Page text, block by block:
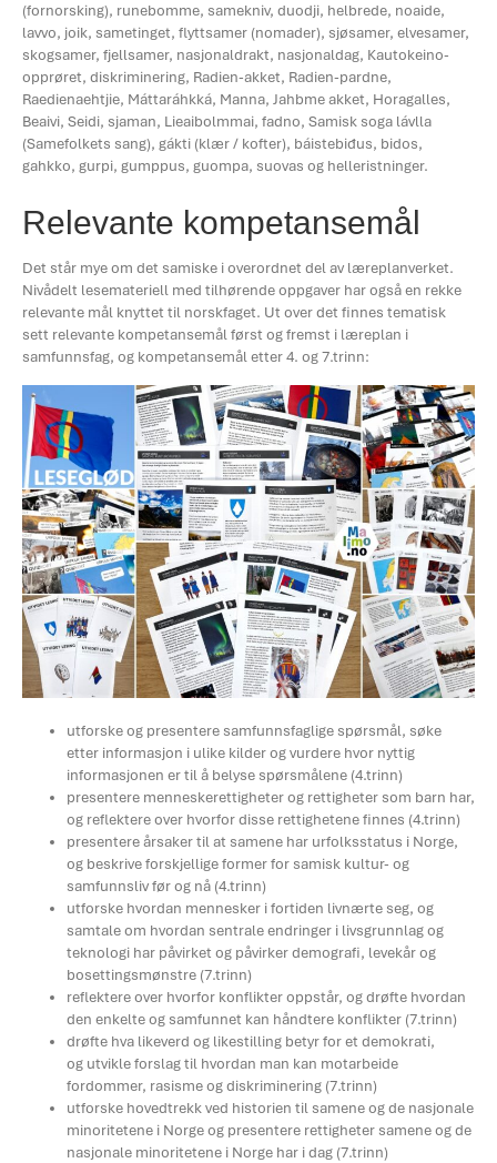
(fornorsking), runebomme, samekniv, duodji, helbrede, noaide,
lavvo, joik, sametinget, flyttsamer (nomader), sjøsamer, elvesamer,
skogsamer, fjellsamer, nasjonaldrakt, nasjonaldag, Kautokeino-
opprøret, diskriminering, Radien-akket, Radien-pardne,
Raedienaehtjie, Máttaráhkká, Manna, Jahbme akket, Horagalles,
Beaivi, Seidi, sjaman, Lieaibolmmai, fadno, Samisk soga lávlla
(Samefolkets sang), gákti (klær / kofter), báistebiđus, bidos,
gahkko, gurpi, gumppus, guompa, suovas og helleristninger.
Relevante kompetansemål
Det står mye om det samiske i overordnet del av læreplanverket.
Nivådelt lesemateriell med tilhørende oppgaver har også en rekke
relevante mål knyttet til norskfaget. Ut over det finnes tematisk
sett relevante kompetansemål først og fremst i læreplan i
samfunnsfag, og kompetansemål etter 4. og 7.trinn:
utforske og presentere samfunnsfaglige spørsmål, søke
etter informasjon i ulike kilder og vurdere hvor nyttig
informasjonen er til å belyse spørsmålene (4.trinn)
presentere menneskerettigheter og rettigheter som barn har,
og reflektere over hvorfor disse rettighetene finnes (4.trinn)
presentere årsaker til at samene har urfolksstatus i Norge,
og beskrive forskjellige former for samisk kultur- og
samfunnsliv før og nå (4.trinn)
utforske hvordan mennesker i fortiden livnærte seg, og
samtale om hvordan sentrale endringer i livsgrunnlag og
teknologi har påvirket og påvirker demografi, levekår og
bosettingsmønstre (7.trinn)
reflektereover hvorfor konflikter oppstår, ogdrøfte hvordan
den enkelte og samfunnet kan håndtere konflikter (7.trinn)
drøfte hva likeverd og likestilling betyr for et demokrati,
og utvikleforslag til hvordan man kan motarbeide
fordommer, rasisme og diskriminering (7.trinn)
utforske hovedtrekk ved historien til samene og de nasjonale
minoritetene i Norge og presentere rettigheter samene og de
nasjonale minoritetene i Norge har i dag (7.trinn)